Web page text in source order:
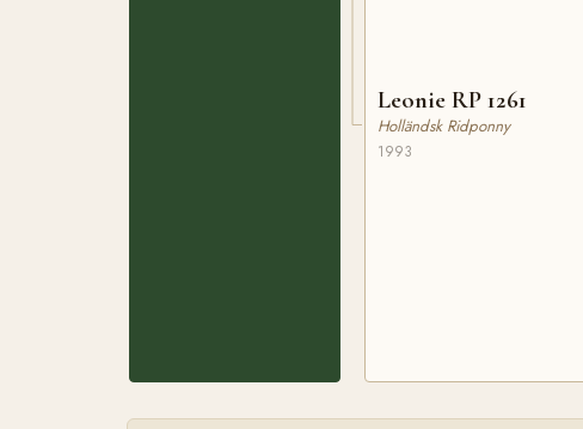
Leonie RP 1261
Holländsk Ridponny
1993